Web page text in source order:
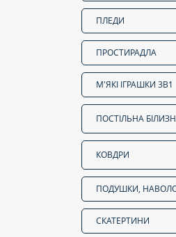
ПЛЕДИ
ПРОСТИРАДЛА
М'ЯКІ ІГРАШКИ 3В1
ПОСТІЛЬНА
КОВДРИ
ПОДУШКИ,
СКАТЕРТИНИ